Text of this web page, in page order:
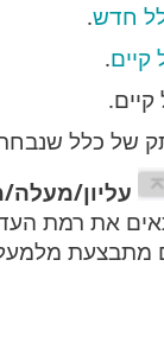
חדש.
קיים.
של כלל
עליון/
את רמת
מתבצעת